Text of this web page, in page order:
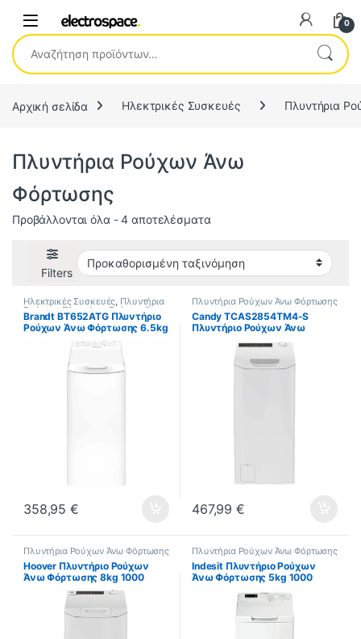
0
Αναζήτηση για:
Αρχική σελίδα Ηλεκτρικές Συσκευές Πλυντήρια
Πλυντήρια Ρούχων Άνω
Φόρτωσης
Προβάλλονται όλα - 4 αποτελέσματα
Filters
Ηλεκτρικές Συσκευές, Πλυντήρια
Ρούχων,Πλυντήρια Ρούχων Άνω
Φόρτωσης
Brandt BT652ATG Πλυντήριο
Ρούχων Άνω Φόρτωσης 6.5kg
1200 Στροφών
358,95€
Πλυντήρια Ρούχων Άνω Φόρτωσης
Candy TCAS2854TM4-S
Πλυντήριο Ρούχων Άνω
Φόρτωσης 8.5kg με Ατμό
1200 Στροφών (ΕΩΣ 12
467,99€
Πλυντήρια Ρούχων Άνω Φόρτωσης
Hoover Πλυντήριο Ρούχων
Άνω Φόρτωσης 8kg 1000
Στροφών THOSQ085D2-S
Πλυντήρια Ρούχων Άνω Φόρτωσης
Indesit Πλυντήριο Ρούχων
Άνω Φόρτωσης 5kg 1000
S50400 EU/N